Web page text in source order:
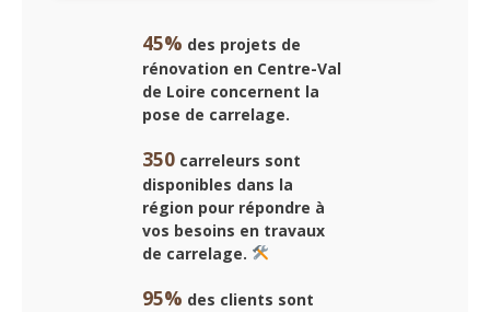
45% des projets de
rénovation en Centre-Val
de Loire concernent la
pose de carrelage.
350 carreleurs sont
disponibles dans la
région pour répondre à
vos besoins en travaux
de carrelage.
95% des clients sont